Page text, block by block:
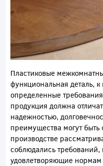
Пластиковые
функциональная деталь,
определенные
продукция должна
надежностью,
преимущества могут
производстве
соблюдались
удовлетворяющие